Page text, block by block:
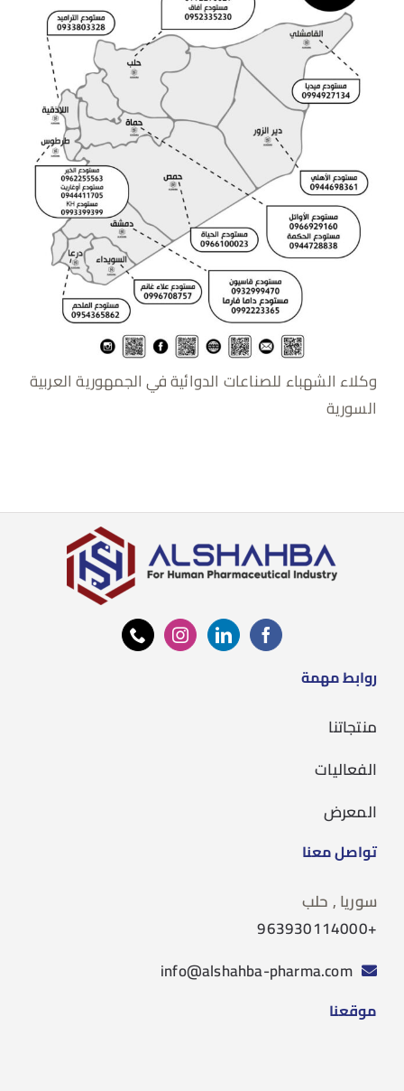
وكلاء الشهباء للصناعات الدوائية في الجمهورية العربية
السورية
روابط مهمة
منتجاتنا
الفعاليات
المعرض
تواصل معنا
سوريا , حلب
+963930114000
info@alshahba-pharma.com
موقعنا